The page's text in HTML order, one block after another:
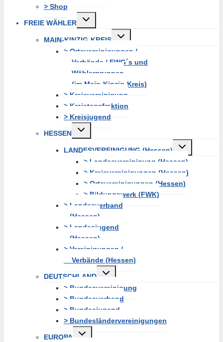
> Shop
FREIE WÄHLER
Untermenü
erweitern
MAIN-KINZIG-KREIS
Untermenü
erweitern
> Ortsvereinigungen /
Verbände / FWG´s und
Wählergruppen
(im Main-Kinzig-Kreis)
> Kreisvereinigung
> Kreistagsfraktion
> Kreisjugend
HESSEN
Untermenü
erweitern
LANDESVEREINIGUNG (Hessen)
Untermenü
erweitern
> Landesvereinigung (Hessen)
> Kreisvereinigungen (Hessen)
> Ortsvereinigungen (Hessen)
> Bildungswerk (FWK)
> Landesverband
(Hessen)
> Landesjugend
(Hessen)
> Vereinigungen /
Verbände (Hessen)
DEUTSCHLAND
Untermenü
erweitern
> Bundesvereinigung
> Bundesverband
> Bundesjugend
> Bundesländervereinigungen
EUROPA
Untermenü
erweitern